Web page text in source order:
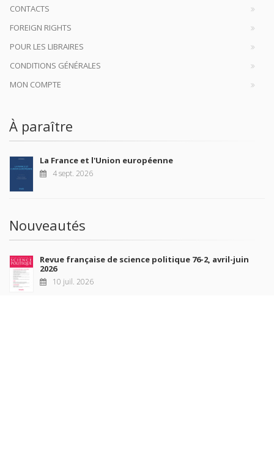
CONTACTS
FOREIGN RIGHTS
POUR LES LIBRAIRES
CONDITIONS GÉNÉRALES
MON COMPTE
À paraître
La France et l'Union européenne
4 sept. 2026
Nouveautés
Revue française de science politique 76-2, avril-juin
2026
10 juil. 2026